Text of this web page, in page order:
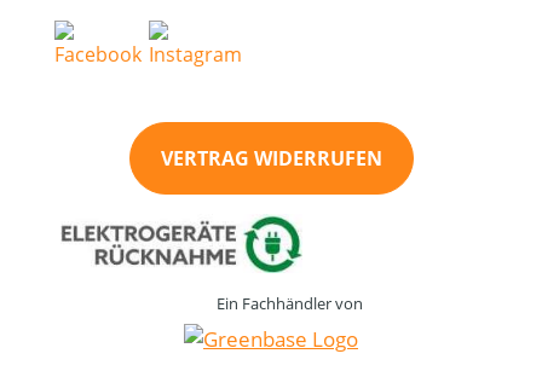
VERTRAG WIDERRUFEN
Ein Fachhändler von